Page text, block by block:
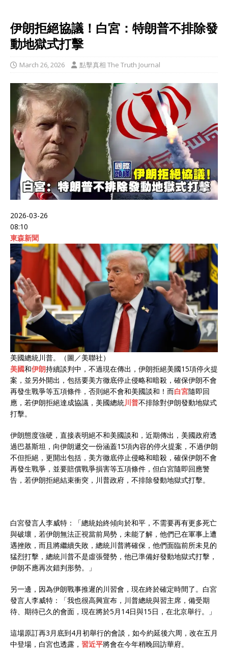
伊朗拒絕協議！白宮：特朗普不排除發
動地獄式打擊
March 26, 2026 點擊真相 The Truth Journal
2026-03-26
08:10
東森新聞
美國總統川普。（圖／美聯社）
美國和伊朗持續談判中，不過現在傳出，伊朗拒絕美國15項停火提
案，並另外開出，包括要美方徹底停止侵略和暗殺，確保伊朗不會
再發生戰爭等五項條件，否則絕不會和美國談和！而白宮隨即回
應，若伊朗拒絕達成協議，美國總統川普不排除對伊朗發動地獄式
打擊。
伊朗態度強硬，直接表明絕不和美國談和，近期傳出，美國政府透
過巴基斯坦，向伊朗遞交一份涵蓋15項內容的停火提案，不過伊朗
不但拒絕，更開出包括，美方徹底停止侵略和暗殺，確保伊朗不會
再發生戰爭，並要賠償戰爭損害等五項條件，但白宮隨即回應警
告，若伊朗拒絕結束衝突，川普政府，不排除發動地獄式打擊。
白宮發言人李威特：「總統始終傾向於和平，不需要再有更多死亡
與破壞，若伊朗無法正視當前局勢，未能了解，他們已在軍事上遭
遇挫敗，而且將繼續失敗，總統川普將確保，他們面臨前所未見的
猛烈打擊，總統川普不是虛張聲勢，他已準備好發動地獄式打擊，
伊朗不應再次錯判形勢。」
另一邊，因為伊朗戰事推遲的川習會，現在終於確定時間了。白宮
發言人李威特：「我也很高興宣布，川普總統與習主席，備受期
待、期待已久的會面，現在將於5月14日與15日，在北京舉行。」
這場原訂再3月底到4月初舉行的會談，如今約延後六周，改在五月
中登場，白宮也透露， 習近平將會在今年稍晚回訪華府。